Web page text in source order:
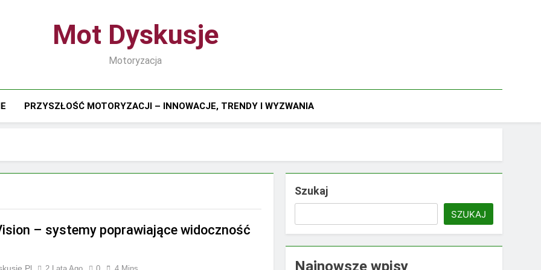
Mot Dyskusje
Motoryzacja
PRZYSZŁOŚĆ MOTORYZACJI – INNOWACJE, TRENDY I WYZWANIA
– systemy poprawiające widoczność
Szukaj
SZUKAJ
Najnowsze wpisy